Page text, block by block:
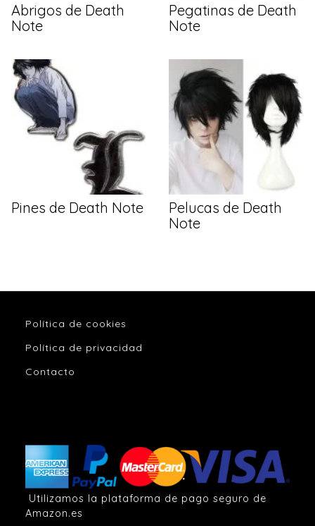
Abrigos de Death
Note
Pegatinas de Death
Note
Pines de Death Note
Pelucas de Death
Note
Política de cookies
Política de privacidad
Contacto
Utilizamos la plataforma de pago seguro de
Amazon.es